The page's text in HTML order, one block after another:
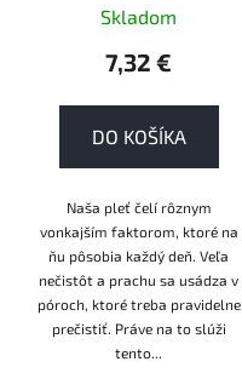
Skladom
7,32 €
DO KOŠÍKA
Naša pleť čelí rôznym
vonkajším faktorom, ktoré na
ňu pôsobia každý deň. Veľa
nečistôt a prachu sa usádza v
póroch, ktoré treba pravidelne
prečistiť. Práve na to slúži
tento...